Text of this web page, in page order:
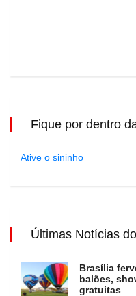
Fique por dentro
Ative o sininho
Últimas Notícias
Brasília
balões,
gratuitas